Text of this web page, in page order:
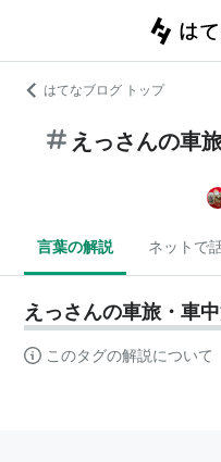
はてなブログ トップ
えっさんの車
言葉の解説 ネットで
えっさんの車旅・車
このタグの解説について